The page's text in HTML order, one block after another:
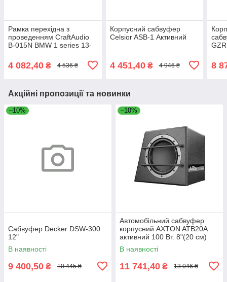
Рамка перехідна з
проведенням CraftAudio
B-015N BMW 1 series 13-
4 082,40 ₴ 4 536 ₴
Корпусний сабвуфер
Celsior ASB-1 Активний
4 451,40₴ 4 946 ₴ 8
Акційні пропозиції та новинки
–10%
Сабвуфер Decker DSW-300
12"
В наявності
9 400,50 ₴ 10 445 ₴
–10%
Автомобільний сабвуфер
корпусний AXTON ATB20A
активний 100 Вт. 8"(20 см)
В наявності
11 741,40 ₴ 13 046 ₴